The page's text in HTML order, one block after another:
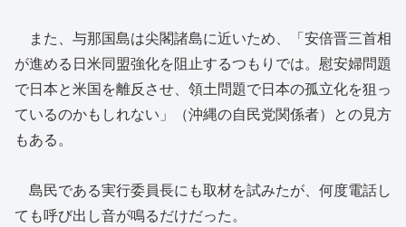
また、与那国島は尖閣諸島に近いため、「安倍晋三首相
が進める日米同盟強化を阻止するつもりでは。慰安婦問題
で日本と米国を離反させ、領土問題で日本の孤立化を狙っ
ているのかもしれない」（沖縄の自民党関係者）との見方
もある。
島民である実行委員長にも取材を試みたが、何度電話し
ても呼び出し音が鳴るだけだった。